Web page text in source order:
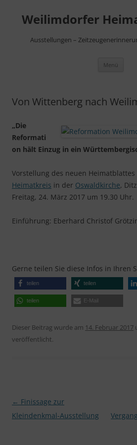
springen
Weilimdorfer
Ausstellungen –
Menü
Von Wittenberg nach
„Die
Reformati
on hält Einzug in ein
Vorstellung des neuen Heimatblattes
Heimatkreis in der Oswaldkirche,
Freitag, 24. März 2017 um 19.30 Uhr.
Einführung: Eberhard Christof
Gerne teilen Sie diese Infos in Ihren
teilen teilen
teilen E-Mail
Dieser Beitrag wurde am 14. Februar 2017
veröffentlicht.
Beitragsnavigation
← Finissage zur
Kleindenkmal-Ausstellung